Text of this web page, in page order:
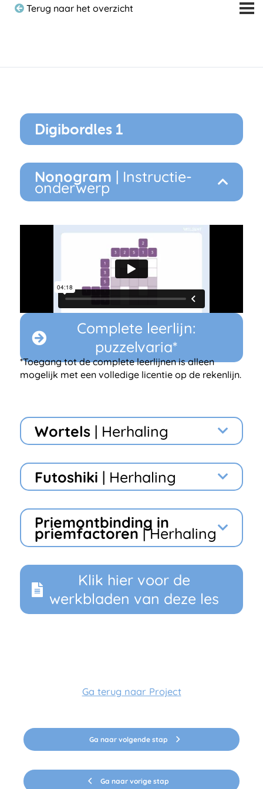
Terug naar het overzicht
Digibordles 1
Nonogram | Instructie-
onderwerp
Complete leerlijn:
puzzelvaria*
*Toegang tot de complete leerlijnen is alleen
mogelijk met een volledige licentie op de rekenlijn.
Wortels | Herhaling
Futoshiki | Herhaling
Priemontbinding in
priemfactoren| Herhaling
Klik hier voor de
werkbladen van deze les
Ga naar vorige stap
Ga terug naar Project
Ga naar volgende stap